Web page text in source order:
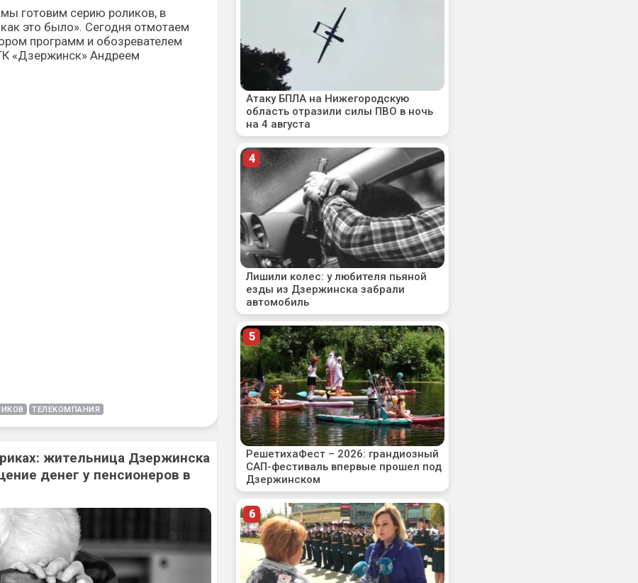
готовим серию роликов, в
это было». Сегодня отмотаем
программ и обозревателем
«Дзержинск» Андреем
ТЕЛЕКОМПАНИЯ
жительница Дзержинска
денег у пенсионеров в